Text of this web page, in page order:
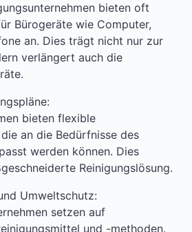
bieten oft
Bürogeräte wie Computer,
an. Dies trägt nicht nur zur
verlängert auch die
bieten flexible
an die Bedürfnisse des
werden können. Dies
Reinigungslösung.
Umweltschutz:
setzen auf
und -methoden.